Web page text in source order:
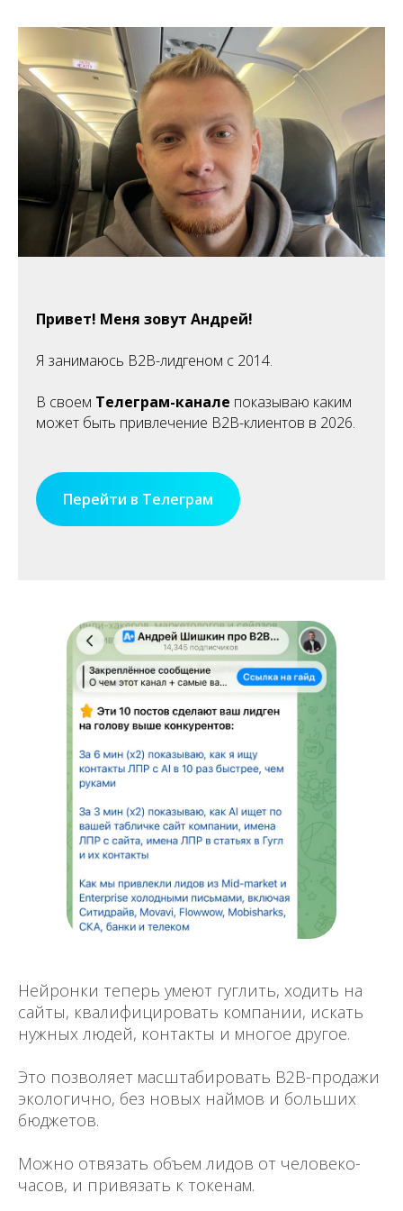
Привет! Меня зовут Андрей!
Я занимаюсь B2B-лидгеном с 2014.
В своем Телеграм-канале показываю каким
может быть привлечение B2B-клиентов в 2026.
Перейти в Телеграм
Нейронки теперь умеют гуглить, ходить на
сайты, квалифицировать компании, искать
нужных людей, контакты и многое другое.
Это позволяет масштабировать B2B-продажи
экологично, без новых наймов и больших
бюджетов.
Можно отвязать объем лидов от человеко-
часов, и привязать к токенам.